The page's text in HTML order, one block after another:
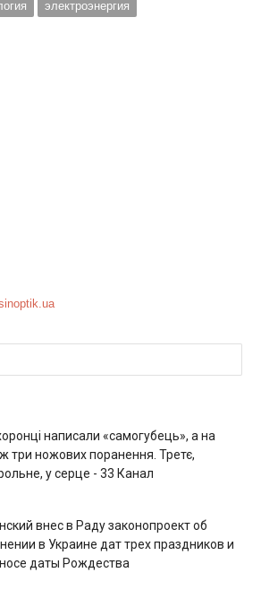
электроэнергия
написали «самогубець», а на
три ножових поранення. Третє,
у серце - 33 Канал
внес в Раду законопроект об
в Украине дат трех праздников и
даты Рождества